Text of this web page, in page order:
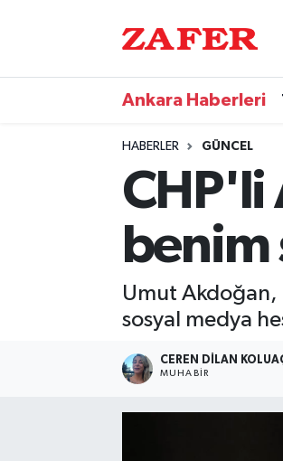
Ankara Haberleri
HABERLER GÜNCEL
CHP'li
Umut Akdoğan,
sosyal medya
CEREN DILAN
MUHABIR
Trafik Durumu
Süper Lig Puan Durumu ve
Tüm Manşetler